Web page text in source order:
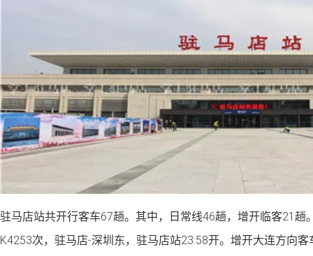
驻马店站共开行客车67趟。其中，日常线46趟，增开临客21趟
K4253次，驻马店-深圳东，驻马店站23:58开。增开大连方向